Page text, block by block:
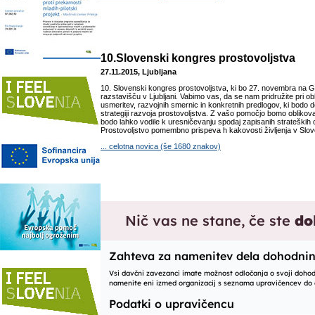
10.Slovenski kongres prostovoljstva
27.11.2015, Ljubljana
10. Slovenski kongres prostovoljstva, ki bo 27. novembra na
razstavišču v Ljubljani. Vabimo vas, da se nam pridružite pri
usmeritev, razvojnih smernic in konkretnih predlogov, ki bodo
strategiji razvoja prostovoljstva. Z vašo pomočjo bomo
bodo lahko vodile k uresničevanju spodaj zapisanih strateških
Prostovoljstvo pomembno prispeva h kakovosti življenja v
... celotna novica (še 1680 znakov)